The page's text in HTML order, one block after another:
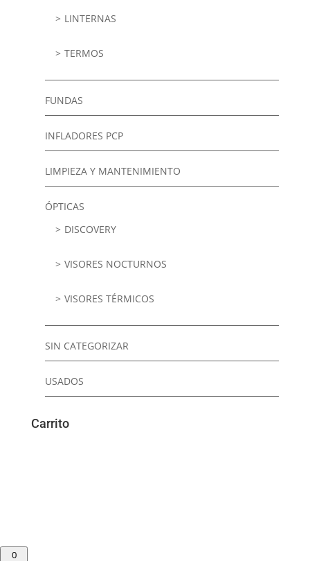
LINTERNAS
TERMOS
FUNDAS
INFLADORES PCP
LIMPIEZA Y MANTENIMIENTO
ÓPTICAS
DISCOVERY
VISORES NOCTURNOS
VISORES TÉRMICOS
SIN CATEGORIZAR
USADOS
Carrito
0